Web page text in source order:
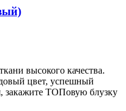
высокого качества.
цвет, успешный
закажите ТОПовую блузку